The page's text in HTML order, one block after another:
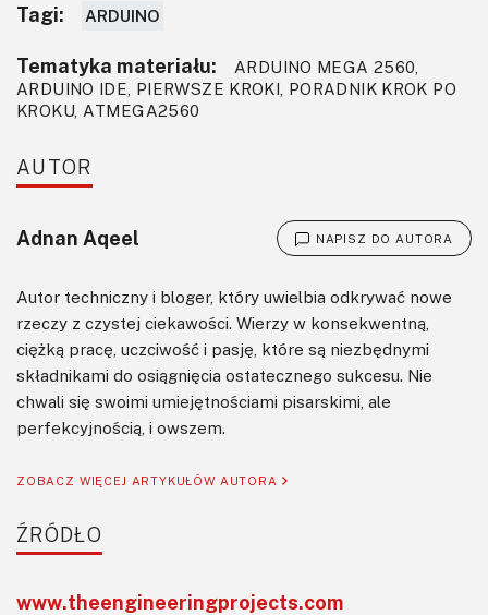
Tagi: ARDUINO
Tematyka materiału:
ARDUINO MEGA 2560,
ARDUINO IDE, PIERWSZE KROKI, PORADNIK KROK PO
KROKU, ATMEGA2560
AUTOR
Adnan Aqeel NAPISZ DO AUTORA
Autor techniczny i bloger, który uwielbia odkrywać nowe
rzeczy z czystej ciekawości. Wierzy w konsekwentną,
ciężką pracę, uczciwość i pasję, które są niezbędnymi
składnikami do osiągnięcia ostatecznego sukcesu. Nie
chwali się swoimi umiejętnościami pisarskimi, ale
perfekcyjnością, i owszem.
ZOBACZ WIĘCEJ ARTYKUŁÓW AUTORA
ŹRÓDŁO
www.theengineeringprojects.com